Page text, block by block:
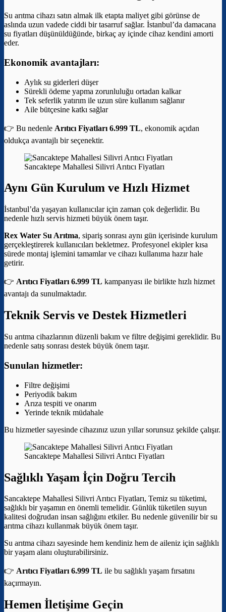
Su arıtma cihazı satın almak ilk etapta maliyet gibi görünse de
aslında uzun vadede ciddi bir tasarruf sağlar. İstanbul’da damacana
su fiyatları düşünüldüğünde, birkaç ay içinde cihaz kendini amorti
eder.
Ekonomik avantajları:
Aylık su giderleri düşer
Sürekli ödeme yapma zorunluluğu ortadan kalkar
Tek seferlik yatırım ile uzun süre kullanım sağlanır
Aile bütçesine katkı sağlar
👉 Bu nedenle Arıtıcı Fiyatları 6.999 TL, ekonomik açıdan
oldukça avantajlı bir seçenektir.
Sancaktepe Mahallesi Silivri Arıtıcı Fiyatları
Aynı Gün Kurulum ve Hızlı Hizmet
İstanbul’da yaşayan kullanıcılar için zaman çok değerlidir. Bu
nedenle hızlı servis hizmeti büyük önem taşır.
Rex Water Su Arıtma, sipariş sonrası aynı gün içerisinde kurulum
gerçekleştirerek kullanıcıları bekletmez. Profesyonel ekipler kısa
sürede montaj işlemini tamamlar ve cihazı kullanıma hazır hale
getirir.
👉 Arıtıcı Fiyatları 6.999 TL kampanyası ile birlikte hızlı hizmet
avantajı da sunulmaktadır.
Teknik Servis ve Destek Hizmetleri
Su arıtma cihazlarının düzenli bakım ve filtre değişimi gereklidir. Bu
nedenle satış sonrası destek büyük önem taşır.
Sunulan hizmetler:
Filtre değişimi
Periyodik bakım
Arıza tespiti ve onarım
Yerinde teknik müdahale
Bu hizmetler sayesinde cihazınız uzun yıllar sorunsuz şekilde çalışır.
Sancaktepe Mahallesi Silivri Arıtıcı Fiyatları
Sağlıklı Yaşam İçin Doğru Tercih
Sancaktepe Mahallesi Silivri Arıtıcı Fiyatları, Temiz su tüketimi,
sağlıklı bir yaşamın en önemli temelidir. Günlük tüketilen suyun
kalitesi doğrudan insan sağlığını etkiler. Bu nedenle güvenilir bir su
arıtma cihazı kullanmak büyük önem taşır.
Su arıtma cihazı sayesinde hem kendiniz hem de aileniz için sağlıklı
bir yaşam alanı oluşturabilirsiniz.
👉 Arıtıcı Fiyatları 6.999 TL ile bu sağlıklı yaşam fırsatını
kaçırmayın.
Hemen İletişime Geçin